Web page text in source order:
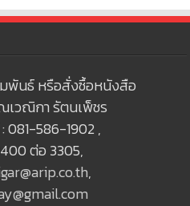
พันธ์ หรือสั่งซื้อหนังสือ
วณิกา รัตนเพ็ชร
081-586-1902 ,
ต่อ 3305,
,